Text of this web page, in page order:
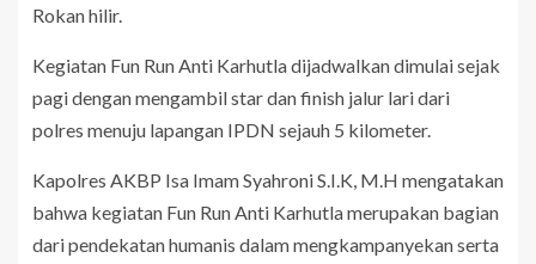
Rokan hilir.
Kegiatan Fun Run Anti Karhutla dijadwalkan dimulai sejak
pagi dengan mengambil star dan finish jalur lari dari
polres menuju lapangan IPDN sejauh 5 kilometer.
Kapolres AKBP Isa Imam Syahroni S.I.K, M.H mengatakan
bahwa kegiatan Fun Run Anti Karhutla merupakan bagian
dari pendekatan humanis dalam mengkampanyekan serta